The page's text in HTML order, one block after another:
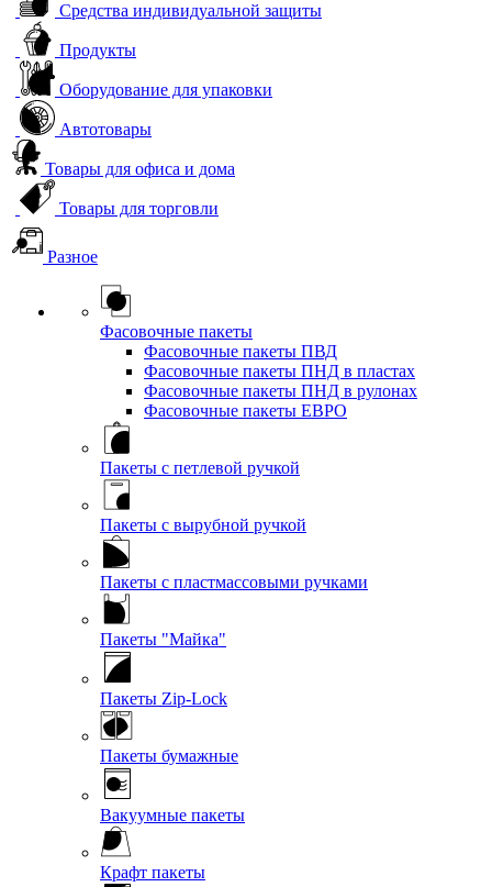
Средства индивидуальной защиты
Продукты
Оборудование для упаковки
Автотовары
Товары для офиса и дома
Товары для торговли
Разное
Фасовочные пакеты
Фасовочные пакеты ПВД
Фасовочные пакеты ПНД в пластах
Фасовочные пакеты ПНД в рулонах
Фасовочные пакеты ЕВРО
Пакеты с петлевой ручкой
Пакеты с вырубной ручкой
Пакеты с пластмассовыми ручками
Пакеты "Майка"
Пакеты Zip-Lock
Пакеты бумажные
Вакуумные пакеты
Крафт пакеты